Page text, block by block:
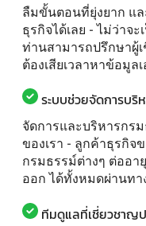
ลืมขั้นตอนที่ยุ่งยาก แ
ธุรกิจได้เลย - ไม่ว่าจ
ท่านสามารถปรึกษาผู้
ต้องเสียเวลาหาข้อมูลเ
ระบบช่วยจัดการบ
จัดการและบริหารกร
ของเรา - ลูกค้าธุรกิจ
กรมธรรม์ต่างๆ ต่ออา
ออก ได้ทั้งหมดผ่านทา
ทีมดูแลที่เชี่ยวชาญ